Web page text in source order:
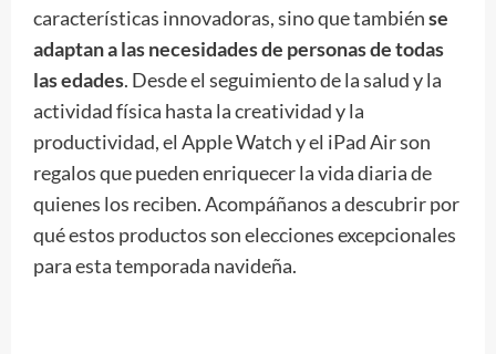
características innovadoras, sino que tambiénse
adaptan a las necesidades de personas de todas
las edades. Desde el seguimiento de la salud y la
actividad física hasta la creatividad y la
productividad, el Apple Watch y el iPad Air son
regalos que pueden enriquecer la vida diaria de
quienes los reciben. Acompáñanos a descubrir por
qué estos productos son elecciones excepcionales
para esta temporada navideña.